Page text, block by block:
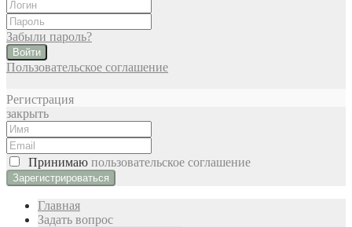
Забыли пароль?
Войти
Пользовательское соглашение
Регистрация
закрыть
Принимаю пользовательское соглашение
Главная
Задать вопрос